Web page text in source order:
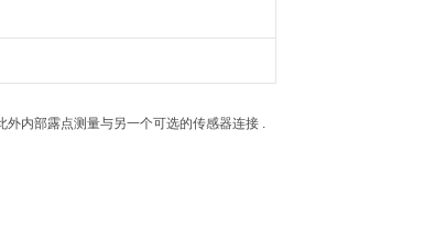
内部露点测量与另一个可选的传感器连接 .